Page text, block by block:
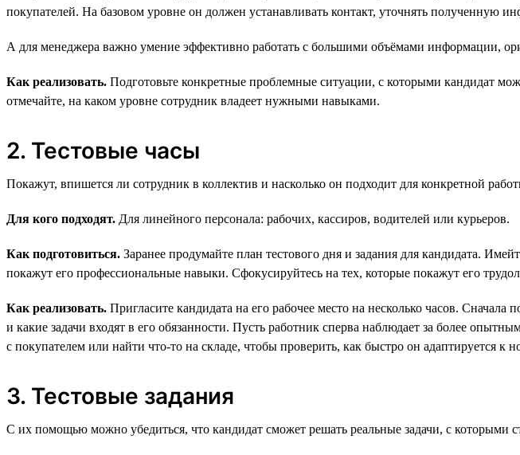
покупателей. На базовом уровне он должен устанавливать контакт, уточнять полученную
А для менеджера важно умение эффективно работать с большими объёмами информации,
Как реализовать. Подготовьте конкретные проблемные ситуации, с которыми кандидат
отмечайте, на каком уровне сотрудник владеет нужными навыками.
2. Тестовые часы
Покажут, впишется ли сотрудник в коллектив и насколько он подходит для конкретной
Для кого подходят. Для линейного персонала: рабочих, кассиров, водителей или курьеров.
Как подготовиться. Заранее продумайте план тестового дня и задания для кандидата.
покажут его профессиональные навыки. Сфокусируйтесь на тех, которые покажут его
Как реализовать. Пригласите кандидата на его рабочее место на несколько часов.
и какие задачи входят в его обязанности. Пусть работник сперва наблюдает за более
с покупателем или найти что-то на складе, чтобы проверить, как быстро он адаптируется к
3. Тестовые задания
С их помощью можно убедиться, что кандидат сможет решать реальные задачи, с которыми